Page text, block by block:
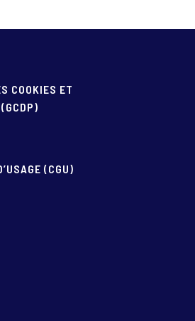
COOKIES ET
(CGU)